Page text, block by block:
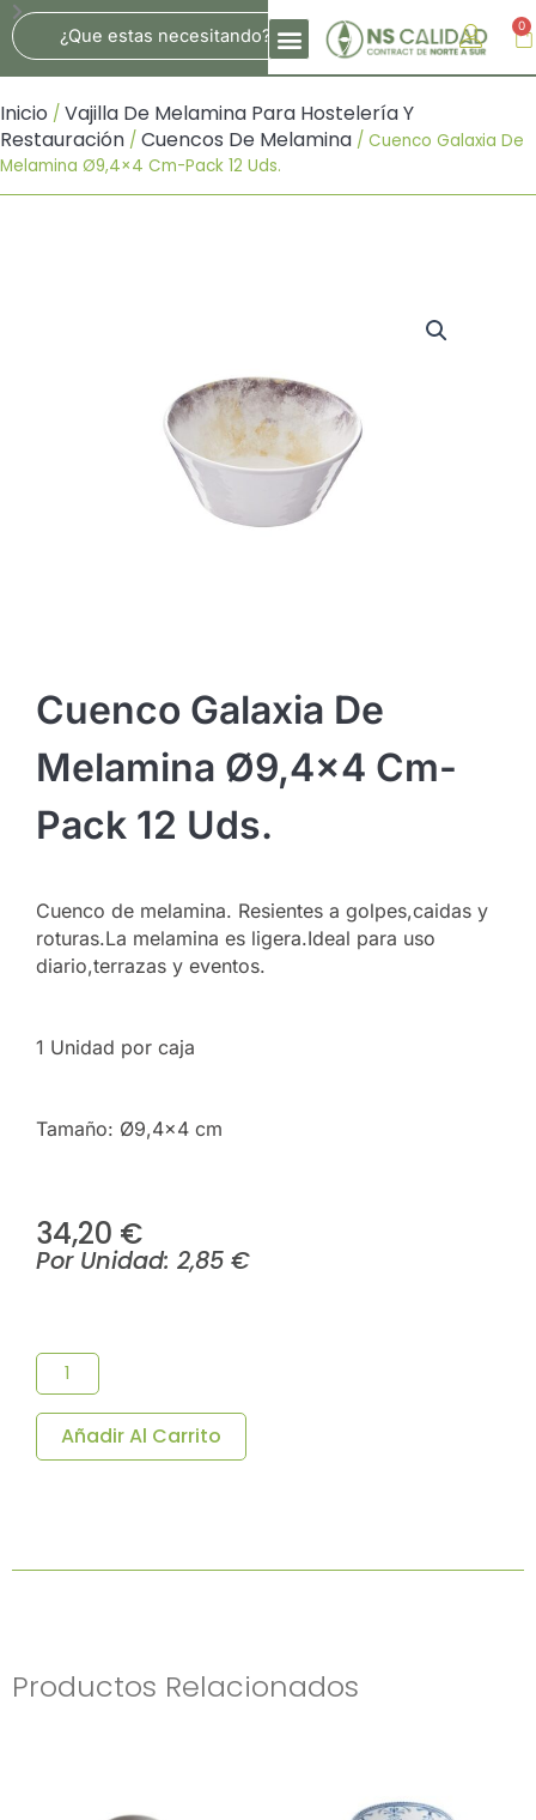
Al
Contenido
Search 0
Inicio / Vajilla De Melamina Para Hostelería Y
Restauración / Cuencos De Melamina / Cuenco Galaxia De
Melamina Ø9,4×4 Cm-Pack 12 Uds.
Cuenco Galaxia De
Melamina Ø9,4×4 Cm-
Pack 12 Uds.
Cuenco de melamina. Resientes a golpes,caidas y
roturas.La melamina es ligera.Ideal para uso
diario,terrazas y eventos.
1 Unidad por caja
Tamaño: Ø9,4×4 cm
34,20 €
Por Unidad: 2,85 €
De
Melamina
Ø9,4x4
Cm-
Pack
Añadir Al Carrito
Productos Relacionados